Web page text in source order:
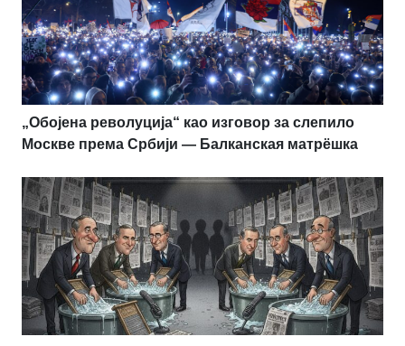
„Обојена револуција“ као изговор за слепило
Москве према Србији — Балканская матрёшка